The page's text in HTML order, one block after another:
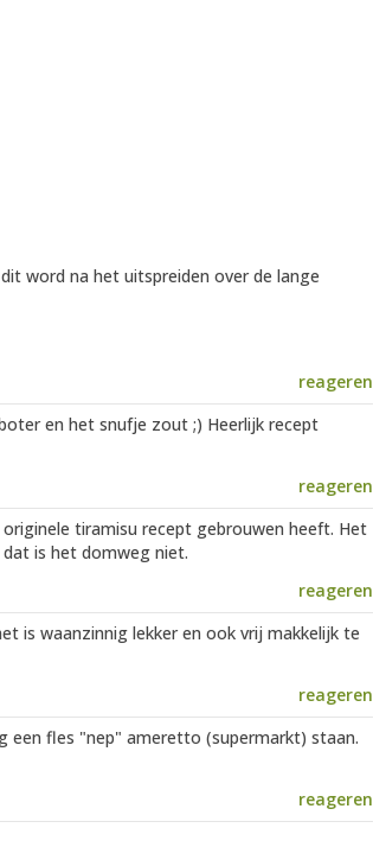
word na het uitspreiden over de lange
reageren
en het snufje zout ;) Heerlijk recept
reageren
tiramisu recept gebrouwen heeft. Het
is het domweg niet.
reageren
is waanzinnig lekker en ook vrij makkelijk te
reageren
een fles "nep" ameretto (supermarkt) staan.
reageren